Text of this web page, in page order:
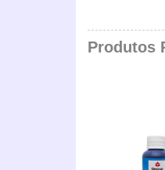
Produtos